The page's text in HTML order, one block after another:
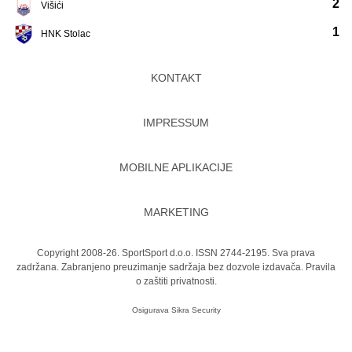
Višići
HNK Stolac
2
1
KONTAKT
IMPRESSUM
MOBILNE APLIKACIJE
MARKETING
Copyright 2008-26. SportSport d.o.o. ISSN 2744-2195. Sva prava
zadržana. Zabranjeno preuzimanje sadržaja bez dozvole izdavača. Pravila
o zaštiti privatnosti.
Osigurava Sikra Security